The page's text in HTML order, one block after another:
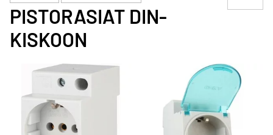
PISTORASIAT DIN-
KISKOON